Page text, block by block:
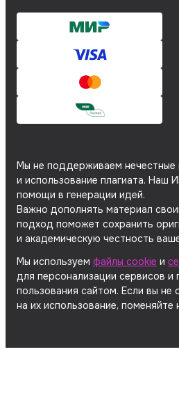
Мы не поддерживаем нечестные
и использование плагиата. Наш
помощи в генерации идей.
Важно дополнять материал
подход поможет сохранить
и академическую честность
Мы используем файлы cookie и
для персонализации сервисов
пользования сайтом. Если вы не
на их использование, поменяйте